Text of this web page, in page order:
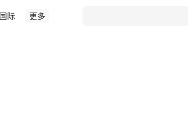
国际 更多